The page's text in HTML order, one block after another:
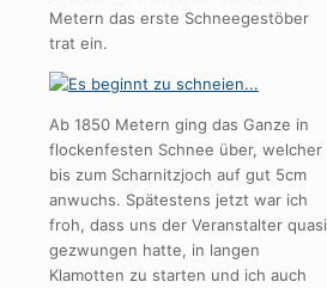
Metern das erste Schneegestöber
trat ein.
Ab 1850 Metern ging das Ganze in
flockenfesten Schnee über, welcher
bis zum Scharnitzjoch auf gut 5cm
anwuchs. Spätestens jetzt war ich
froh, dass uns der Veranstalter quasi
gezwungen hatte, in langen
Klamotten zu starten und ich auch